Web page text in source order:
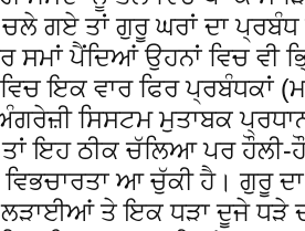
ਗਏ ਤਾਂ ਗੁਰੂ ਘਰਾਂ ਦਾ ਪ੍ਰਬੰਧ
ਸਮਾਂ ਪੈਂਦਿਆਂ ਉਹਨਾਂ ਵਿਚ ਵੀ
ਇਕ ਵਾਰ ਫਿਰ ਪ੍ਰਬੰਧਕਾਂ
ਸਿਸਟਮ ਮੁਤਾਬਕ
ਇਹ ਠੀਕ ਚੱਲਿਆ ਪਰ ਹੌਲੀ-
ਆ ਚੁੱਕੀ ਹੈ। ਗੁਰੂ
ਲੜਾਈਆਂ ਤੇ ਇਕ ਧੜਾ ਦੂਜੇ ਧੜੇ